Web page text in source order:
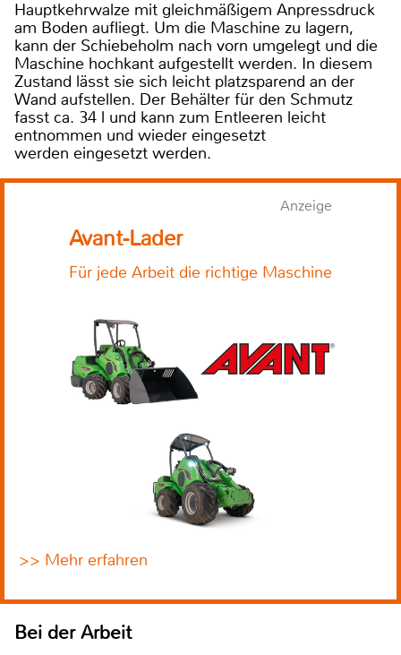
Hauptkehrwalze mit gleichmäßigem Anpressdruck
am Boden aufliegt. Um die Maschine zu lagern,
kann der Schiebeholm nach vorn umgelegt und die
Maschine hochkant aufgestellt werden. In diesem
Zustand lässt sie sich leicht platzsparend an der
Wand aufstellen. Der Behälter für den Schmutz
fasst ca. 34 l und kann zum Entleeren leicht
entnommen und wieder eingesetzt
werden eingesetzt werden.
Anzeige
Avant-Lader
Für jede Arbeit die richtige Maschine
>> Mehr erfahren
Bei der Arbeit